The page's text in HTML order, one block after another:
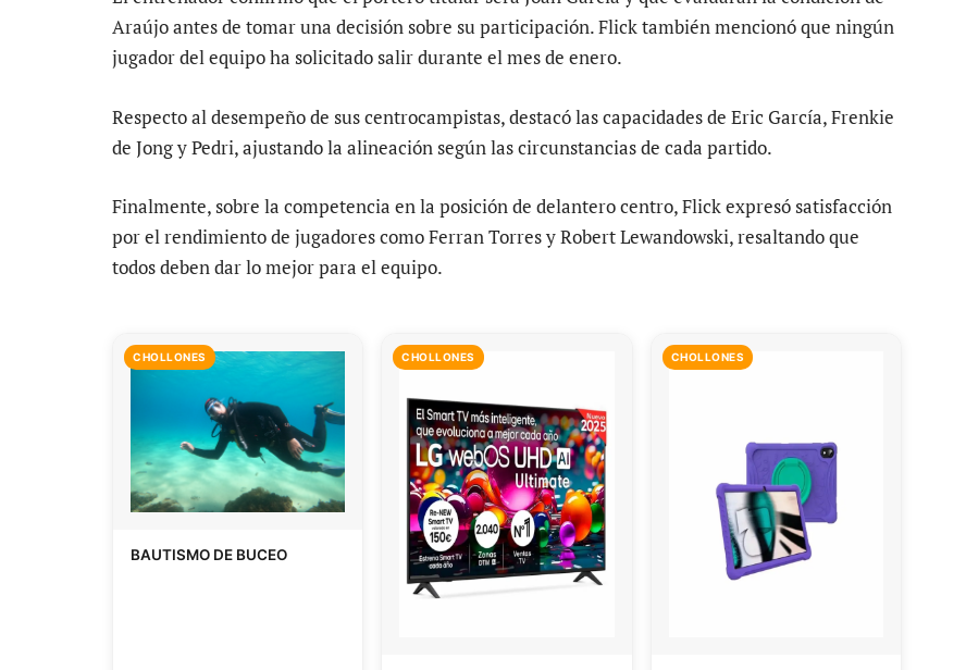
Araújo antes de tomar una decisión sobre su participación. Flick también mencionó que ningún
jugador del equipo ha solicitado salir durante el mes de enero.
Respecto al desempeño de sus centrocampistas, destacó las capacidades de Eric García, Frenkie
de Jong y Pedri, ajustando la alineación según las circunstancias de cada partido.
Finalmente, sobre la competencia en la posición de delantero centro, Flick expresó satisfacción
por el rendimiento de jugadores como Ferran Torres y Robert Lewandowski, resaltando que
todos deben dar lo mejor para el equipo.
CHOLLONES
BAUTISMO DE BUCEO
CHOLLONES CHOLLONES